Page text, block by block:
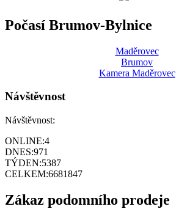
Počasí Brumov-Bylnice
Maděrovec
Brumov
Kamera Maděrovec
Návštěvnost
Návštěvnost:
ONLINE:4
DNES:971
TÝDEN:5387
CELKEM:6681847
Zákaz podomního prodeje